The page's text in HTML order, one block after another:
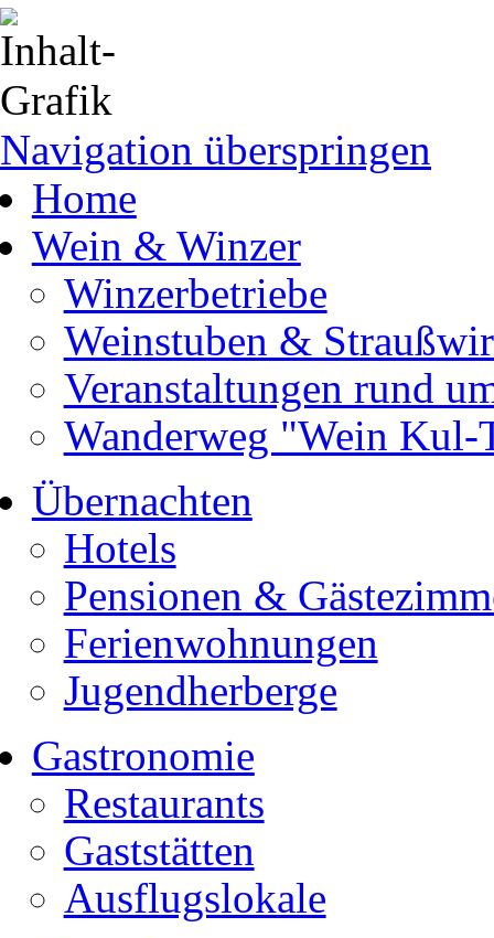
Navigation überspringen
Home
Wein & Winzer
Winzerbetriebe
Weinstuben &
Veranstaltungen rund
Wanderweg "Wein Kul-
Übernachten
Hotels
Pensionen &
Ferienwohnungen
Jugendherberge
Gastronomie
Restaurants
Gaststätten
Ausflugslokale